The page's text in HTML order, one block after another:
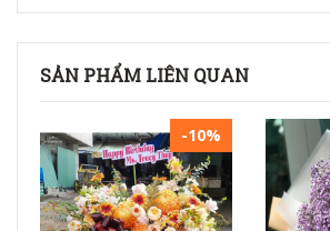
SẢN PHẨM LIÊN QUAN
-10%